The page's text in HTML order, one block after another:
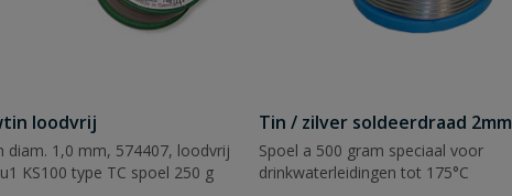
loodvrij
diam. 1,0 mm, 574407, loodvrij
KS100 type TC spoel 250 g
Tin / zilver soldeerdraad 2mm
Spoel a 500 gram speciaal voor
drinkwaterleidingen tot 175°C